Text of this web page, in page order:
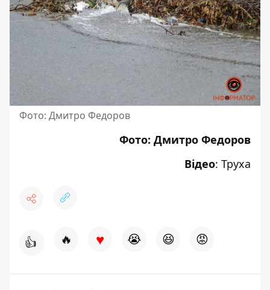
Фото: Дмитро Федоров
Фото: Дмитро Федоров
Відео: Труха
👍 🔥 ♥ 😭 😆 😡